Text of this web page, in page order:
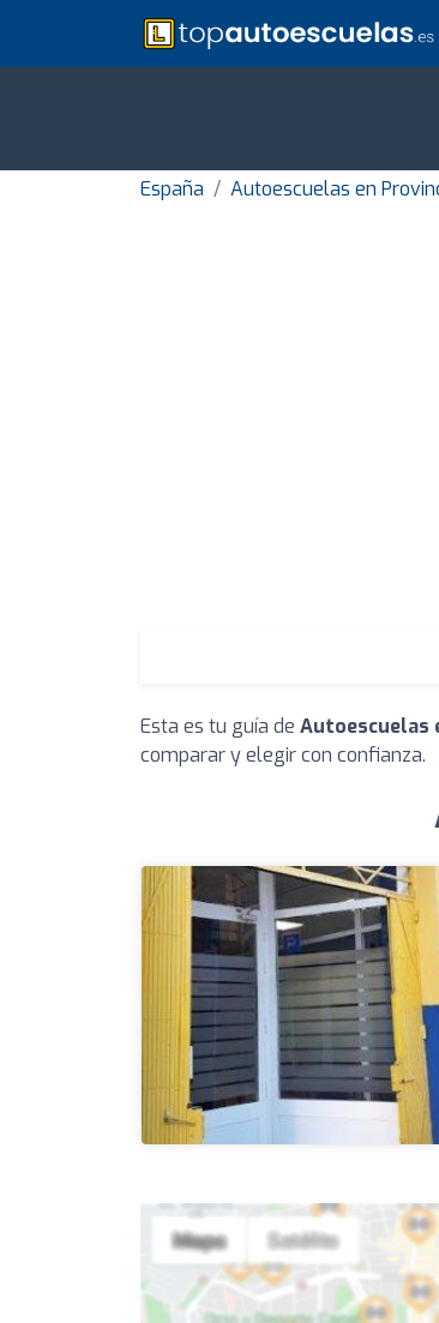
España Autoescuelas en
Esta es tu guía de Autoescuelas
comparar y elegir con confianza.